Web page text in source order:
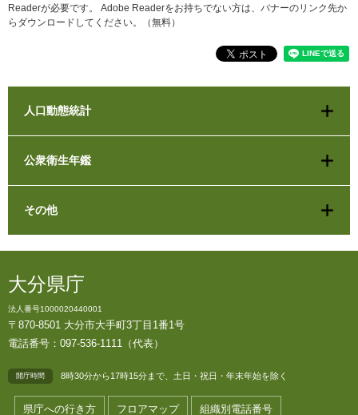
Readerが必要です。
Adobe Readerをお持ちでない方は、バナーのリンク先か
らダウンロードしてください。（無料）
人口動態統計
公衆衛生年鑑
その他
大分県庁
法人番号1000020440001
〒870-8501 大分市大手町3丁目1番1号
電話番号：097-536-1111（代表）
開庁時間 8時30分から17時15分まで、土日・祝日・年末年始を除く
県庁への行き方 フロアマップ 組織別電話番号